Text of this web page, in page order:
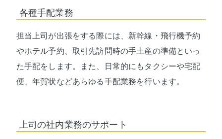
各種手配業務
担当上司が出張をする際には、新幹線・飛行機予約
やホテル予約、取引先訪問時の手土産の準備といっ
た手配をします。また、日常的にもタクシーや宅配
便、年賀状などあらゆる手配業務を行います。
上司の社内業務のサポート